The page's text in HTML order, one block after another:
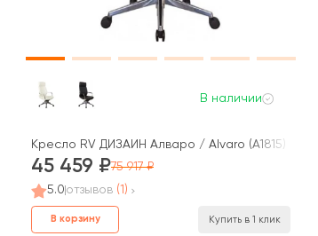
В наличии
Кресло RV ДИЗАЙН Алваро / Alvaro (A1815)
45 459
75 917
5.0 отзывов (1)
В корзину Купить в 1 клик